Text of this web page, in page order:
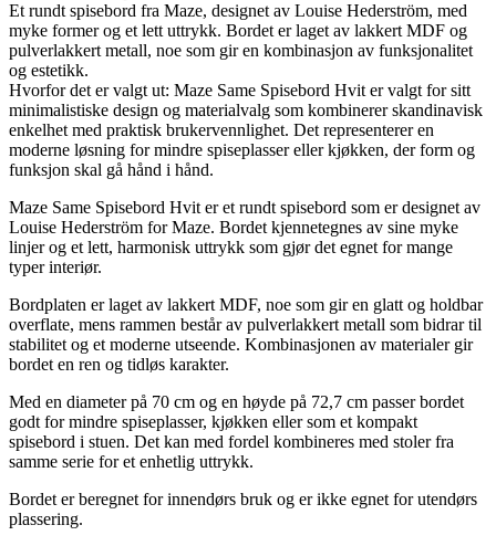
Et rundt spisebord fra Maze, designet av Louise Hederström, med
myke former og et lett uttrykk. Bordet er laget av lakkert MDF og
pulverlakkert metall, noe som gir en kombinasjon av funksjonalitet
og estetikk.
Hvorfor det er valgt ut: Maze Same Spisebord Hvit er valgt for sitt
minimalistiske design og materialvalg som kombinerer skandinavisk
enkelhet med praktisk brukervennlighet. Det representerer en
moderne løsning for mindre spiseplasser eller kjøkken, der form og
funksjon skal gå hånd i hånd.
Maze Same Spisebord Hvit er et rundt spisebord som er designet av
Louise Hederström for Maze. Bordet kjennetegnes av sine myke
linjer og et lett, harmonisk uttrykk som gjør det egnet for mange
typer interiør.
Bordplaten er laget av lakkert MDF, noe som gir en glatt og holdbar
overflate, mens rammen består av pulverlakkert metall som bidrar til
stabilitet og et moderne utseende. Kombinasjonen av materialer gir
bordet en ren og tidløs karakter.
Med en diameter på 70 cm og en høyde på 72,7 cm passer bordet
godt for mindre spiseplasser, kjøkken eller som et kompakt
spisebord i stuen. Det kan med fordel kombineres med stoler fra
samme serie for et enhetlig uttrykk.
Bordet er beregnet for innendørs bruk og er ikke egnet for utendørs
plassering.